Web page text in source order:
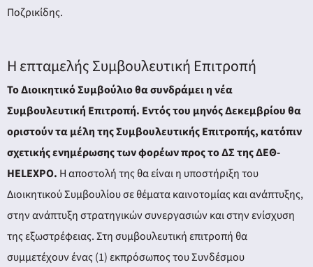
Ποζρικίδης.
Η επταμελής Συμβουλευτική Επιτροπή
Το Διοικητικό Συμβούλιο θα συνδράμει η νέα
Συμβουλευτική Επιτροπή. Εντός του μηνός Δεκεμβρίου θα
οριστούν τα μέλη της Συμβουλευτικής Επιτροπής, κατόπιν
σχετικής ενημέρωσης των φορέων προς το ΔΣ της ΔΕΘ-
HELEXPO. Η αποστολή της θα είναι η υποστήριξη του
Διοικητικού Συμβουλίου σε θέματα καινοτομίας και ανάπτυξης,
στην ανάπτυξη στρατηγικών συνεργασιών και στην ενίσχυση
της εξωστρέφειας. Στη συμβουλευτική επιτροπή θα
συμμετέχουν ένας (1) εκπρόσωπος του Συνδέσμου